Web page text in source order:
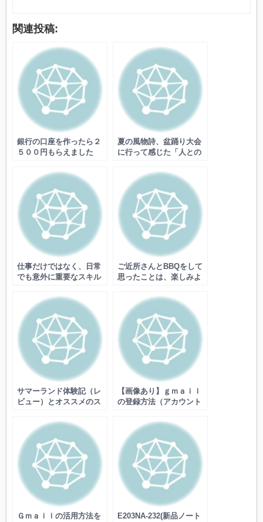
関連投稿:
銀行の口座を作ったら２
５００円もらえました
夏の風物詩、盆踊り大会
に行って感じた「人との
仕事だけではなく、日常
でも意外に重要なスキル
ご近所さんとBBQをして
思ったことは、楽しみよ
サマーランド体験記（レ
ビュー）とオススメのス
【画像あり】ｇｍａｉｌ
の登録方法（アカウント
Ｇｍａｉｌの活用方法を
E203NA-232(新品ノート